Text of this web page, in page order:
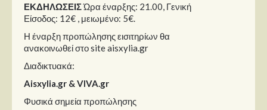
ΕΚΔΗΛΩΣΕΙΣΏρα έναρξης: 21.00, Γενική
Είσοδος: 12€ , μειωμένο: 5€.
Η έναρξη προπώλησης εισιτηρίων θα
ανακοινωθεί στο site aisxylia.gr
Διαδικτυακά:
Aisxylia.gr & VIVA.gr
Φυσικά σημεία προπώλησης